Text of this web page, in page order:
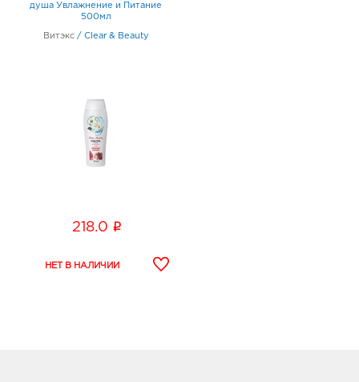
душа Увлажнение и Питание
500мл
Витэкс / Clear & Beauty
218.0 i